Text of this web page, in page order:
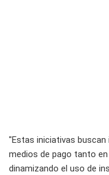
"Estas iniciativas
medios de pago tanto
dinamizando el uso de